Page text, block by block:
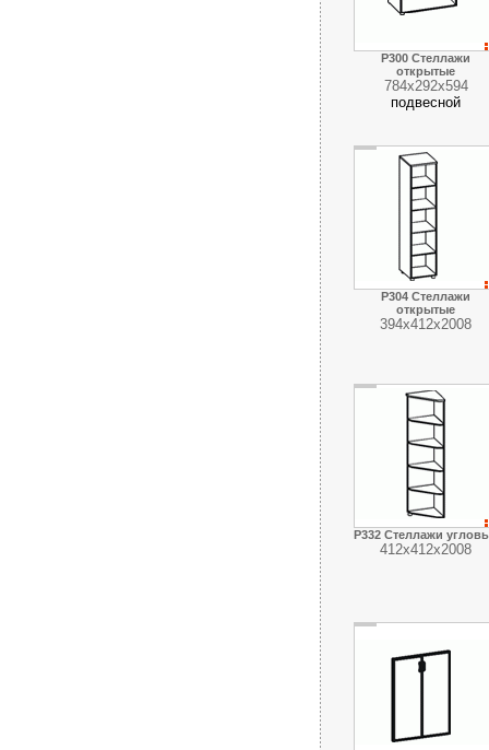
Р300 Стеллажи
открытые
784х292х594
подвесной
Р304 Стеллажи
открытые
394х412х2008
Р332 Стеллажи
412х412х2008